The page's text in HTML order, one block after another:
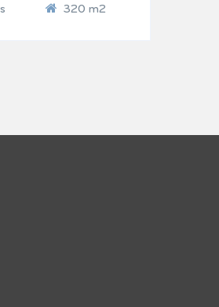
320 m2